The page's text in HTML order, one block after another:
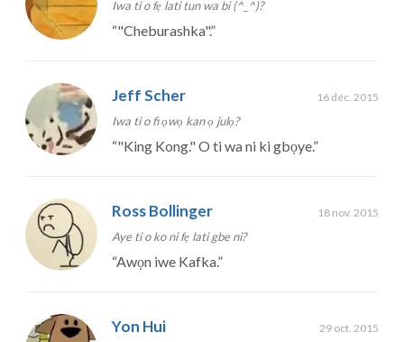
Iwa ti o fẹ lati tun wa bi (^_^)?
“"Cheburashka".”
Jeff Scher 16 déc. 2015
Iwa ti o fi ọwọ kan ọ julọ?
“"King Kong." O ti wa ni ki gbọye.”
Ross Bollinger 18 nov. 2015
Aye ti o ko ni fẹ lati gbe ni?
“Awọn iwe Kafka.”
Yon Hui 29 oct. 2015